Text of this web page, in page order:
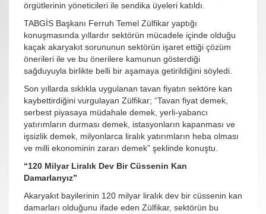
örgütlerinin yöneticileri ile sendika üyeleri katıldı.
TABGİS Başkanı Ferruh Temel Zülfikar yaptığı
konuşmasında yıllardır sektörün mücadele içinde olduğu
kaçak akaryakıt sorununun sektörün işaret ettiği çözüm
önerileri ile ve bu önerilere kamunun gösterdiği
sağduyuyla birlikte belli bir aşamaya getirildiğini söyledi.
Son yıllarda sıklıkla uygulanan tavan fiyatın sektöre kan
kaybettirdiğini vurgulayan Zülfikar; “Tavan fiyat demek,
serbest piyasaya müdahale demek, yerli-yabancı
yatırımların durması demek, istasyonların kapanması ve
işsizlik demek, milyonlarca liralık yatırımların heba olması
ve milli ekonominin zararı demek” şeklinde konuştu.
“120 Milyar Liralık Dev Bir Cüssenin Kan
Damarlarıyız”
Akaryakıt bayilerinin 120 milyar liralık dev bir cüssenin kan
damarları olduğunu ifade eden Zülfikar, sektörün bu